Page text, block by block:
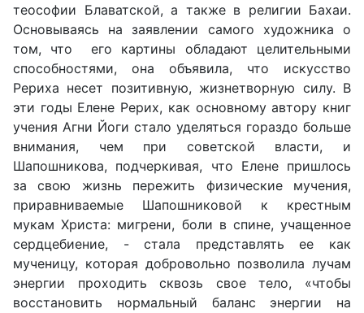
теософии Блаватской, а также в религии Бахаи.
Основываясь на заявлении самого художника о
том, что его картины обладают целительными
способностями, она объявила, что искусство
Рериха несет позитивную, жизнетворную силу. В
эти годы Елене Рерих, как основному автору книг
учения Агни Йоги стало уделяться гораздо больше
внимания, чем при советской власти, и
Шапошникова, подчеркивая, что Елене пришлось
за свою жизнь пережить физические мучения,
приравниваемые Шапошниковой к крестным
мукам Христа: мигрени, боли в спине, учащенное
сердцебиение, - стала представлять ее как
мученицу, которая добровольно позволила лучам
энергии проходить сквозь свое тело, «чтобы
восстановить нормальный баланс энергии на